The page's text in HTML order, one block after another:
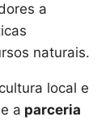
a
naturais.
local e
a parceria